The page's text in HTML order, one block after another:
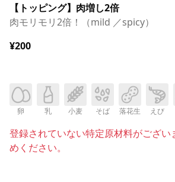
【トッピング】肉増し2倍
肉モリモリ2倍！（mild ／spicy）
¥200
卵 乳 小麦 そば 落花生 えび
登録されていない特定原材料がござい
めください。